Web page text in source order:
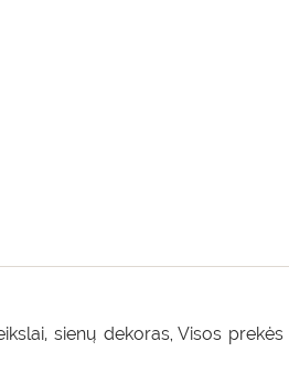
sienų dekoras,Visos prekės